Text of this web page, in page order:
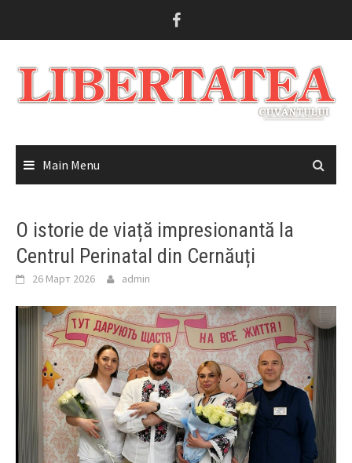
Main Menu
O istorie de viață impresionantă la
Centrul Perinatal din Cernăuți
26 Март 2026 admin